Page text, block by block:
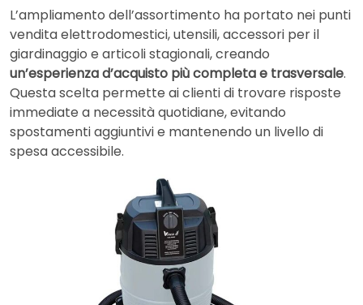
L’ampliamento dell’assortimento ha portato nei punti
vendita elettrodomestici, utensili, accessori per il
giardinaggio e articoli stagionali, creando
un’esperienza d’acquisto più completa e trasversale.
Questa scelta permette ai clienti di trovare risposte
immediate a necessità quotidiane, evitando
spostamenti aggiuntivi e mantenendo un livello di
spesa accessibile.